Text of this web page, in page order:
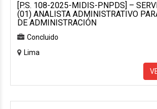
[P.S. 108-2025-MIDIS-PNPDS] –
(01) ANALISTA ADMINISTRATIVO
DE ADMINISTRACIÓN
Concluido
Lima